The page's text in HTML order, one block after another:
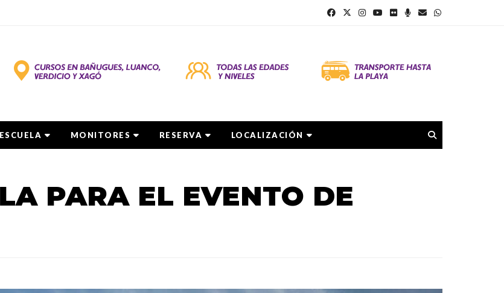
MONITORES RESERVA LOCALIZACIÓN
PARA EL EVENTO DE